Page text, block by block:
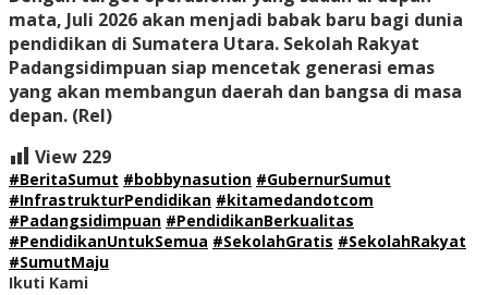
mata, Juli 2026 akan menjadi babak baru bagi dunia
pendidikan di Sumatera Utara. Sekolah Rakyat
Padangsidimpuan siap mencetak generasi emas
yang akan membangun daerah dan bangsa di masa
depan. (Rel)
View 229
#BeritaSumut #bobbynasution #GubernurSumut
#InfrastrukturPendidikan #kitamedandotcom
#Padangsidimpuan #PendidikanBerkualitas
#PendidikanUntukSemua #SekolahGratis #SekolahRakyat
#SumutMaju
Ikuti Kami